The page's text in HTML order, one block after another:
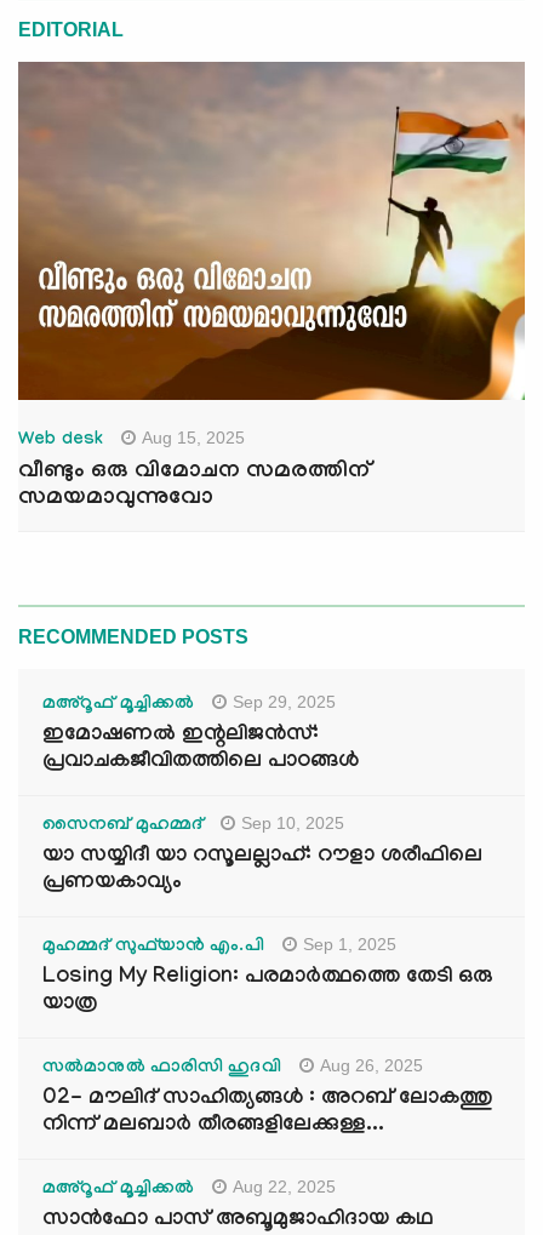
EDITORIAL
Web desk Aug 15, 2025
വീണ്ടും ഒരു വിമോചന സമരത്തിന്
സമയമാവുന്നുവോ
RECOMMENDED POSTS
മഅ്റൂഫ് മൂച്ചിക്കല്‍ Sep 29, 2025
ഇമോഷണൽ ഇന്റലിജൻസ്:
പ്രവാചകജീവിതത്തിലെ പാഠങ്ങൾ
സൈനബ് മുഹമ്മദ് Sep 10, 2025
യാ സയ്യിദീ യാ റസൂലല്ലാഹ്: റൗളാ ശരീഫിലെ
പ്രണയകാവ്യം
മുഹമ്മദ് സുഫ്‌യാൻ എം.പി Sep 1, 2025
Losing My Religion: പരമാർത്ഥത്തെ തേടി ഒരു
യാത്ര
സൽമാനുൽ ഫാരിസി ഹുദവി Aug 26, 2025
02- മൗലിദ് സാഹിത്യങ്ങൾ : അറബ് ലോകത്തു
നിന്ന് മലബാർ തീരങ്ങളിലേക്കുള്ള...
മഅ്റൂഫ് മൂച്ചിക്കല്‍ Aug 22, 2025
സാൻഫോ പാസ് അബൂമുജാഹിദായ കഥ